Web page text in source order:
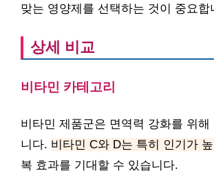
맞는 영양제를 선택하는 것이 중요합
상세 비교
비타민 카테고리
비타민 제품군은 면역력 강화를 위해
니다. 비타민 C와 D는 특히 인기가
복 효과를 기대할 수 있습니다.